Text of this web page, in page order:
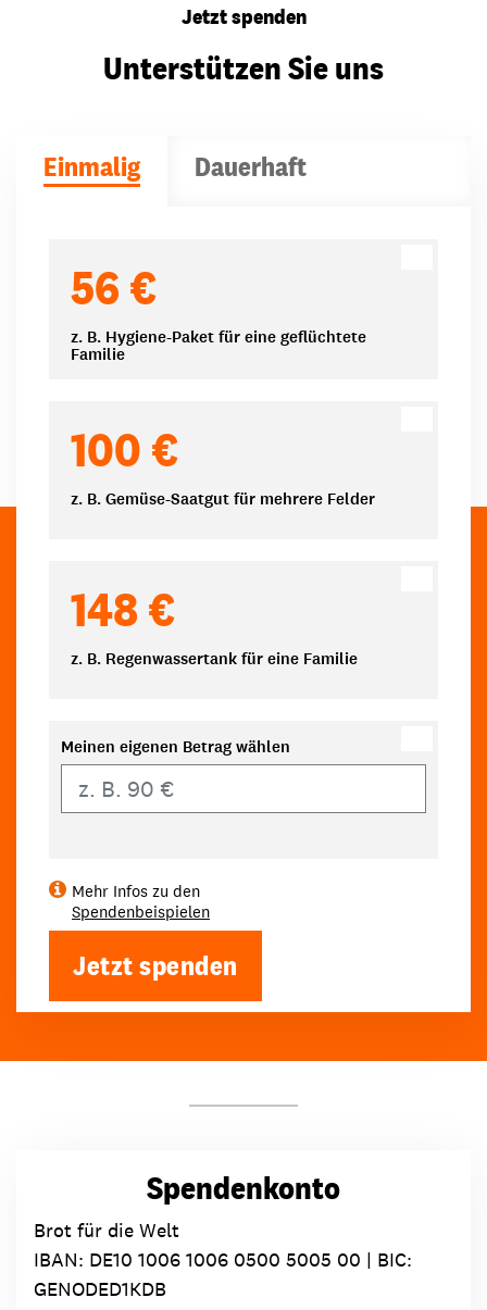
Jetzt spenden
Unterstützen Sie uns
Einmalig Dauerhaft
56 €
z. B. Hygiene-Paket für eine geflüchtete
Familie
100 €
z. B. Gemüse-Saatgut für mehrere Felder
148 €
z. B. Regenwassertank für eine Familie
Meinen eigenen Betrag wählen
Mehr Infos zu den
Spendenbeispielen
Jetzt spenden
Spendenkonto
Brot für die Welt
IBAN: DE10 1006 1006 0500 5005 00 | BIC:
GENODED1KDB